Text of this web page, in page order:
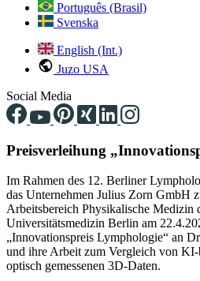
Português (Brasil)
Svenska
English (Int.)
Juzo USA
Social Media
Preisverleihung
Im Rahmen des 12. Berliner
das Unternehmen Julius Zorn GmbH
Arbeitsbereich Physikalische Medizin
Universitätsmedizin Berlin am
„Innovationspreis Lymphologie“ an
und ihre Arbeit zum Vergleich von
optisch gemessenen 3D-Daten.